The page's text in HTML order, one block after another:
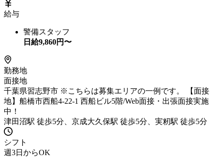
給与
警備スタッフ
日給9,860円〜
勤務地
面接地
千葉県習志野市 ※こちらは募集エリアの一例です。 【面接
地】船橋市西船4-22-1 西船ビル5階/Web面接・出張面接実施
中！
津田沼駅 徒歩5分、京成大久保駅 徒歩5分、実籾駅 徒歩5分
シフト
週3日からOK